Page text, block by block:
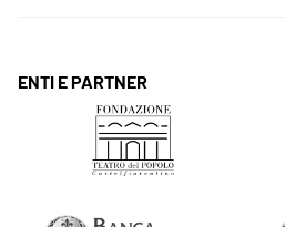
ENTI E PARTNER